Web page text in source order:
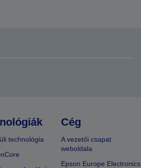
technológia
Cég
A vezetői csapat
weboldala
Epson Europe Electronics